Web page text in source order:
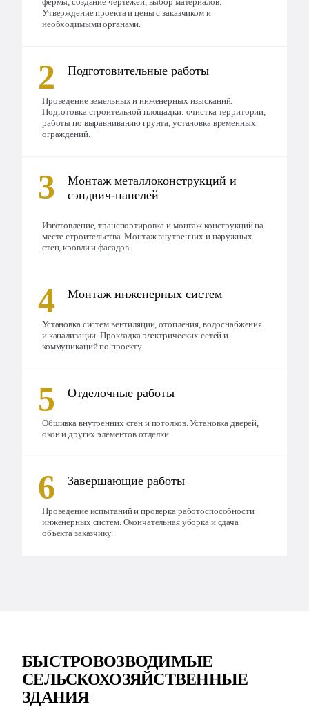
Утверждение проекта и цены с заказчиком и
необходимыми органами.
Подготовительные работы
Проведение земельных и инженерных изысканий.
Подготовка строительной площадки: очистка территории,
работы по выравниванию грунта, установка временных
ограждений.
Монтаж металлоконструкций и
сэндвич-панелей
Изготовление, транспортировка и монтаж конструкций на
месте строительства. Монтаж внутренних и наружных
стен, кровли и фасадов.
Монтаж инженерных систем
Установка систем вентиляции, отопления, водоснабжения
и канализации. Прокладка электрических сетей и
коммуникаций по проекту.
Отделочные работы
Обшивка внутренних стен и потолков. Установка дверей,
окон и других элементов отделки.
Завершающие работы
Проведение испытаний и проверка работоспособности
инженерных систем. Окончательная уборка и сдача
объекта заказчику.
БЫСТРОВОЗВОДИМЫЕ
СЕЛЬСКОХОЗЯЙСТВЕННЫЕ
ЗДАНИЯ